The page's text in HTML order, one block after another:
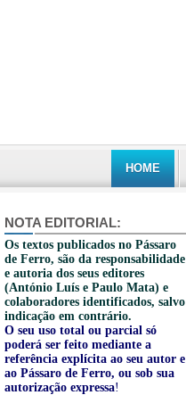
HOME
NOTA EDITORIAL:
Os textos publicados no Pássaro
de Ferro, são da responsabilidade
e autoria dos seus editores
(António Luís e Paulo Mata) e
colaboradores identificados, salvo
indicação em contrário.
O seu uso total ou parcial só
poderá ser feito mediante a
referência explícita ao seu autor e
ao Pássaro de Ferro, ou sob sua
autorização expressa!